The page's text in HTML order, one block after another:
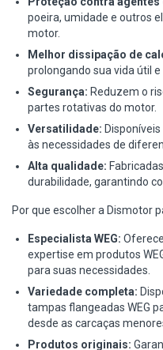
poeira, umidade e outros
motor.
Melhor dissipação de
prolongando sua vida útil
Segurança: Reduzem o
partes rotativas do motor.
Versatilidade:
às necessidades de
Alta qualidade:
durabilidade, garantindo
Por que escolher a Dismotor
Especialista WEG:
expertise em produtos
para suas necessidades.
Variedade completa:
tampas flangeadas WEG
desde as carcaças
Produtos originais: